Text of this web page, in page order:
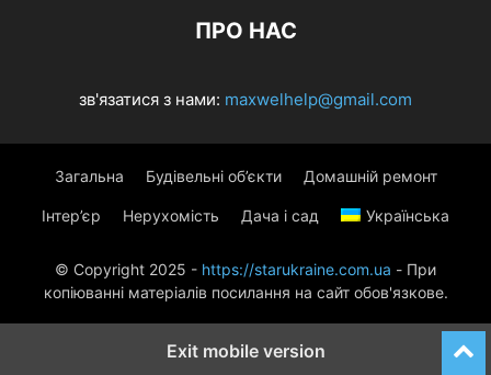
ПРО НАС
зв'язатися з нами: maxwelhelp@gmail.com
Загальна Будівельні об’єкти Домашній ремонт
Інтер’єр Нерухомість Дача і сад Українська
© Copyright 2025 - https://starukraine.com.ua - При
копіюванні матеріалів посилання на сайт обов'язкове.
Exit mobile version